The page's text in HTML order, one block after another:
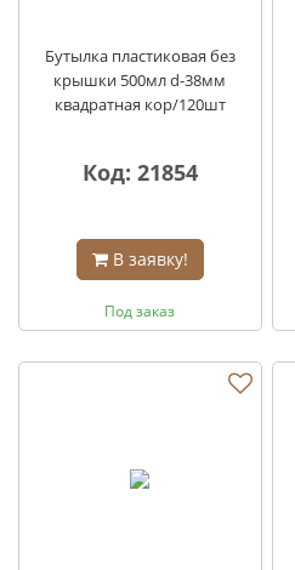
Бутылка пластиковая без
крышки 500мл d-38мм
квадратная кор/120шт
Код: 21854
В заявку!
Под заказ